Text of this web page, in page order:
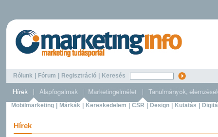
Rólunk Fórum Regisztráció Keresés
Mobilmarketing Márkák Kereskedelem CSR Design Kutatás
Hírek